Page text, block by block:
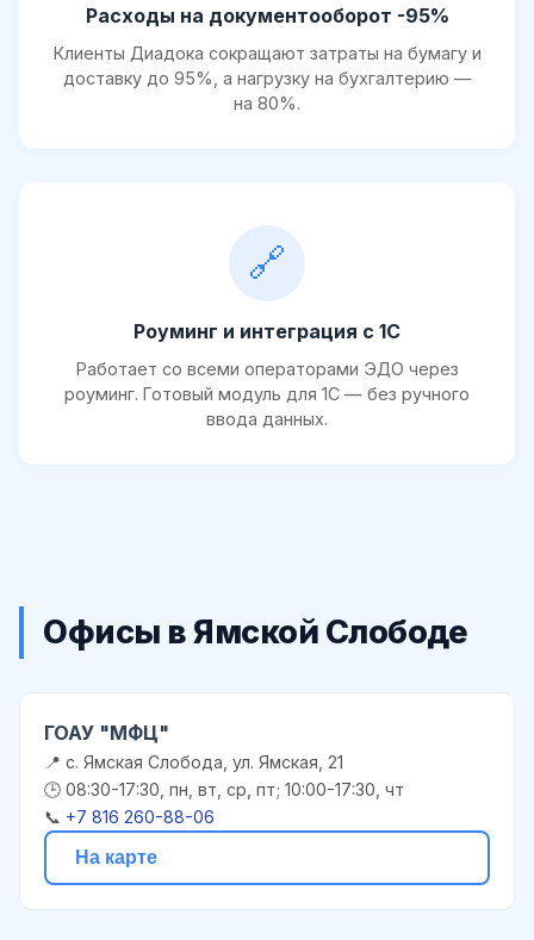
Расходы на документооборот -95%
Клиенты Диадока сокращают затраты на бумагу и
доставку до 95%, а нагрузку на бухгалтерию —
на 80%.
🔗
Роуминг и интеграция с 1С
Работает со всеми операторами ЭДО через
роуминг. Готовый модуль для 1С — без ручного
ввода данных.
Офисы в Ямской Слободе
ГОАУ "МФЦ"
📍 с. Ямская Слобода, ул. Ямская, 21
🕒 08:30-17:30, пн, вт, ср, пт; 10:00-17:30, чт
📞 +7 816 260-88-06
На карте